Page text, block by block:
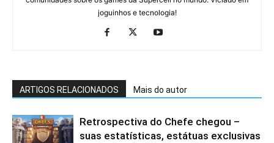
joguinhos e tecnologia!
ARTIGOS RELACIONADOS Mais do autor
Retrospectiva do Chefe chegou –
suas estatísticas, estátuas exclusivas